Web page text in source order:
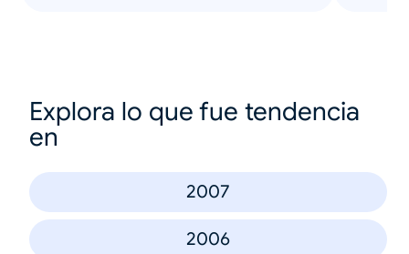
Explora lo que fue tendencia
en
2007
2006